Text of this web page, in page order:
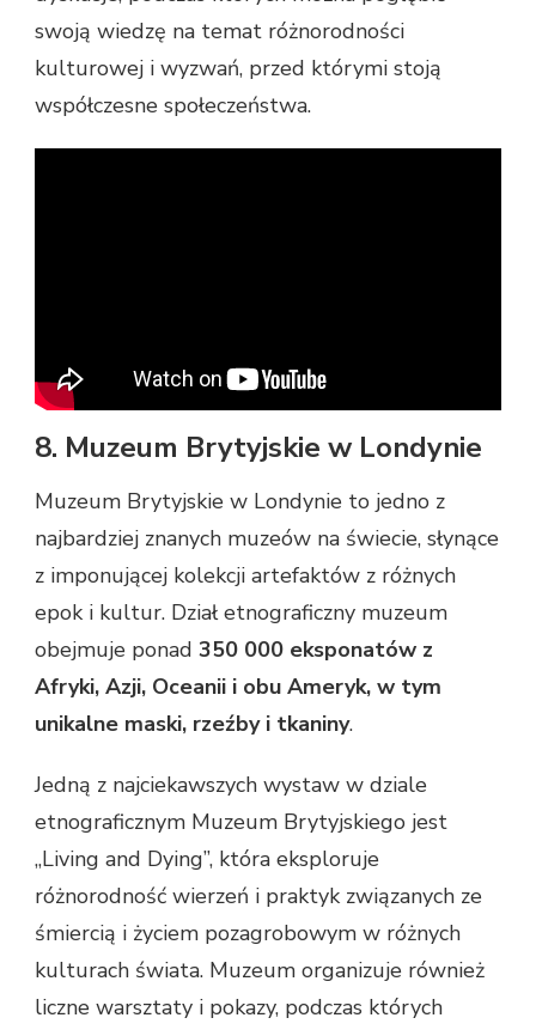
swoją wiedzę na temat różnorodności
kulturowej i wyzwań, przed którymi stoją
współczesne społeczeństwa.
8. Muzeum Brytyjskie w Londynie
Muzeum Brytyjskie w Londynie to jedno z
najbardziej znanych muzeów na świecie, słynące
z imponującej kolekcji artefaktów z różnych
epok i kultur. Dział etnograficzny muzeum
obejmuje ponad 350 000 eksponatów z
Afryki, Azji, Oceanii i obu Ameryk, w tym
unikalne maski, rzeźby i tkaniny.
Jedną z najciekawszych wystaw w dziale
etnograficznym Muzeum Brytyjskiego jest
„Living and Dying”, która eksploruje
różnorodność wierzeń i praktyk związanych ze
śmiercią i życiem pozagrobowym w różnych
kulturach świata. Muzeum organizuje również
liczne warsztaty i pokazy, podczas których